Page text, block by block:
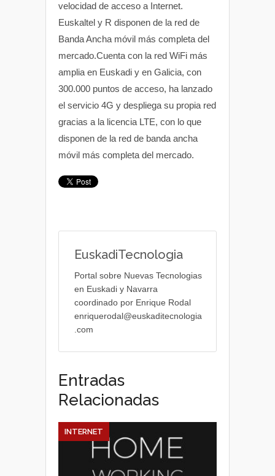
velocidad de acceso a Internet.
Euskaltel y R disponen de la red de
Banda Ancha móvil más completa del
mercado.Cuenta con la red WiFi más
amplia en Euskadi y en Galicia, con
300.000 puntos de acceso, ha lanzado
el servicio 4G y despliega su propia red
gracias a la licencia LTE, con lo que
disponen de la red de banda ancha
móvil más completa del mercado.
EuskadiTecnologia
Portal sobre Nuevas Tecnologias
en Euskadi y Navarra
coordinado por Enrique Rodal
enriquerodal@euskaditecnologia
.com
Entradas
Relacionadas
INTERNET